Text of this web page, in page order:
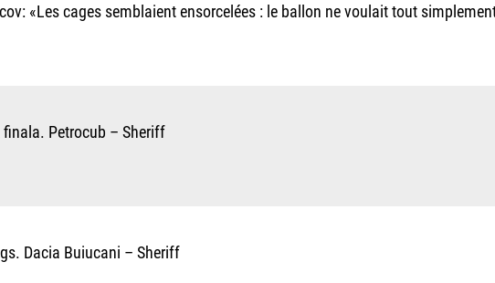
«Les cages semblaient ensorcelées : le ballon ne voulait tout
finala. Petrocub – Sheriff
Dacia Buiucani – Sheriff